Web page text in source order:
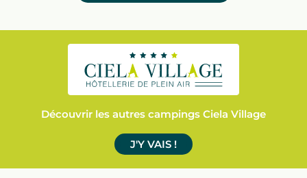
Découvrir les autres campings Ciela Village
J'Y VAIS !